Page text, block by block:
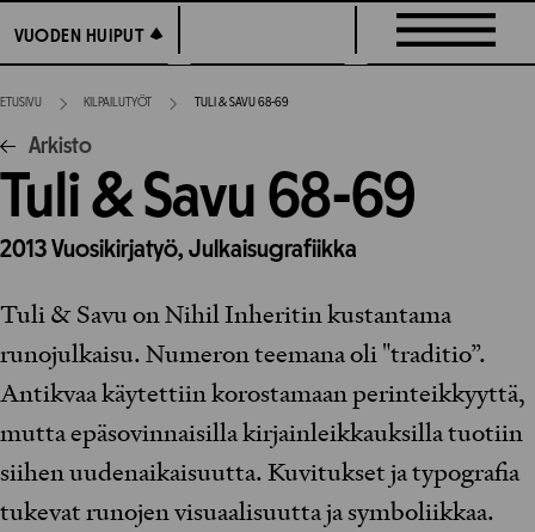
suoraan
sisältöön
VUODEN HUIPUT
VUODEN HUIPUT
ETUSIVU KILPAILUTYÖT TULI & SAVU 68-69
Arkisto
Tuli & Savu 68-69
2013Vuosikirjatyö, Julkaisugrafiikka
Tuli & Savu on Nihil Inheritin kustantama
runojulkaisu. Numeron teemana oli "traditio”.
Antikvaa käytettiin korostamaan perinteikkyyttä,
mutta epäsovinnaisilla kirjainleikkauksilla tuotiin
siihen uudenaikaisuutta. Kuvitukset ja typografia
tukevat runojen visuaalisuutta ja symboliikkaa.